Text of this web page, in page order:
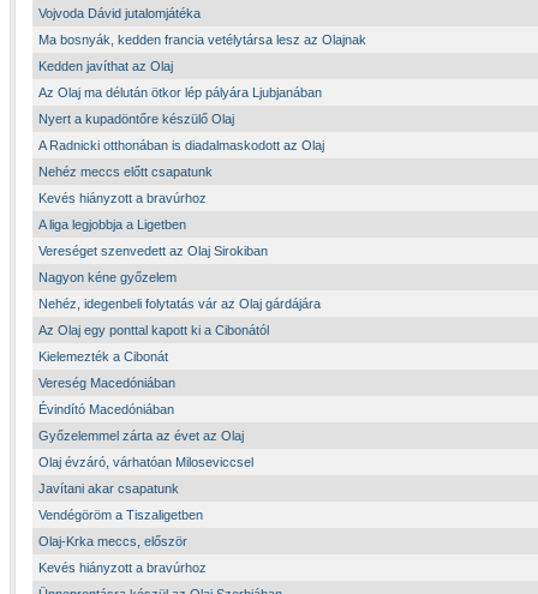
Vojvoda Dávid jutalomjátéka
Ma bosnyák, kedden francia vetélytársa lesz az Olajnak
Kedden javíthat az Olaj
Az Olaj ma délután ötkor lép pályára Ljubjanában
Nyert a kupadöntőre készülő Olaj
A Radnicki otthonában is diadalmaskodott az Olaj
Nehéz meccs előtt csapatunk
Kevés hiányzott a bravúrhoz
A liga legjobbja a Ligetben
Vereséget szenvedett az Olaj Sirokiban
Nagyon kéne győzelem
Nehéz, idegenbeli folytatás vár az Olaj gárdájára
Az Olaj egy ponttal kapott ki a Cibonától
Kielemezték a Cibonát
Vereség Macedóniában
Évindító Macedóniában
Győzelemmel zárta az évet az Olaj
Olaj évzáró, várhatóan Miloseviccsel
Javítani akar csapatunk
Vendégöröm a Tiszaligetben
Olaj-Krka meccs, először
Kevés hiányzott a bravúrhoz